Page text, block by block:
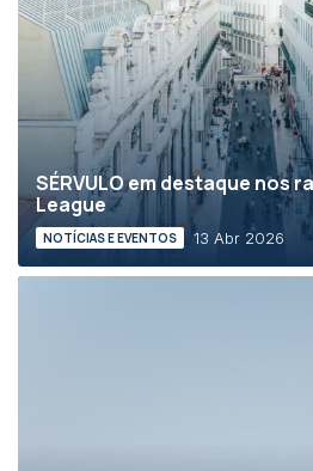
SÉRVULO em destaque nos
League
NOTÍCIAS E EVENTOS 13 Abr 2026